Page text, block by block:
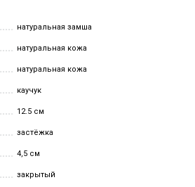
натуральная замша
натуральная кожа
натуральная кожа
каучук
12.5 см
застёжка
4,5 см
закрытый